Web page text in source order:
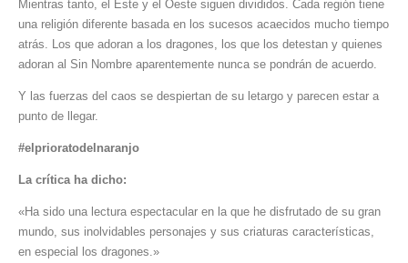
Mientras tanto, el Este y el Oeste siguen divididos. Cada región tiene
una religión diferente basada en los sucesos acaecidos mucho tiempo
atrás. Los que adoran a los dragones, los que los detestan y quienes
adoran al Sin Nombre aparentemente nunca se pondrán de acuerdo.
Y las fuerzas del caos se despiertan de su letargo y parecen estar a
punto de llegar.
#elprioratodelnaranjo
La crítica ha dicho:
«Ha sido una lectura espectacular en la que he disfrutado de su gran
mundo, sus inolvidables personajes y sus criaturas características,
en especial los dragones.»